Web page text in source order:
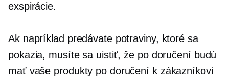
exspirácie.
Ak napríklad predávate potraviny, ktoré sa
pokazia, musíte sa uistiť, že po doručení budú
mať vaše produkty po doručení k zákazníkovi